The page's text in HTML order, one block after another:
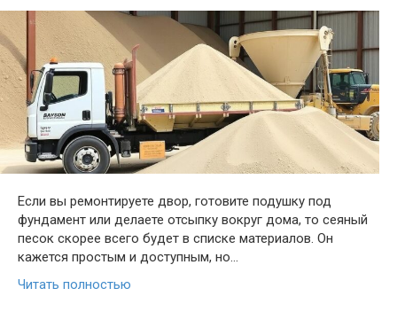
Если вы ремонтируете двор, готовите подушку под
фундамент или делаете отсыпку вокруг дома, то сеяный
песок скорее всего будет в списке материалов. Он
кажется простым и доступным, но…
Читать полностью